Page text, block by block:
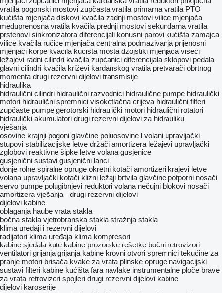
vratila pogonski mostovi zupčasta vratila primarna vratila PTO
kućišta mjenjača diskovi kvačila zadnji mostovi vilice mjenjača
međuprenosna vratila kvačila prednji mostovi sekundarna vratila
prstenovi sinkronizatora diferencijali konusni parovi kućišta zamajca
vilice kvačila ručice mjenjača centralna podmazivanja prijenosni
mjenjači korpe kvačila kućišta mosta džojstiki mjenjača viseći
ležajevi radni cilindri kvačila zupćanici diferencijala sklopovi pedala
glavni cilindri kvačila križevi kardanskog vratila pretvarači obrtnog
momenta drugi rezervni dijelovi transmisije
hidraulika
hidraulični cilindri hidraulični razvodnici hidraulične pumpe hidraulički
motori hidraulični spremnici visokotlačna crijeva hidraulični filteri
zupčaste pumpe gerotorski hidraulički motori hidraulični rotatori
hidraulički akumulatori drugi rezervni dijelovi za hidrauliku
vješanja
osovine krajnji pogoni glavčine poluosovine l volani upravljački
stupovi stabilizacijske letve držači amortizera ležajevi upravljački
zglobovi reaktivne šipke letve volana gusjenice
gusjenični sustavi gusjenični lanci
donje rolne spiralne opruge okretni kotači amortizeri krajevi letve
volana upravljački kotači klizni ležaji brtvila glavčine potporni nosači
servo pumpe polugibnjevi reduktori volana nečujni blokovi nosači
amortizera vješanja - drugi rezervni dijelovi
dijelovi kabine
oblaganja haube vrata stakla
bočna stakla vjetrobranska stakla stražnja stakla
klima uređaji i rezervni dijelovi
radijatori klima uređaja klima kompresori
kabine sjedala kute kabine prozorske rešetke bočni retrovizori
ventilatori grijanja grijanja kabine krovni otvori spremnici tekućine za
pranje motori brisača kvake za vrata plinske opruge navigacijski
sustavi filteri kabine kućišta fara navlake instrumentalne ploče brave
za vrata retrovizori spojleri drugi rezervni dijelovi kabine
dijelovi karoserije